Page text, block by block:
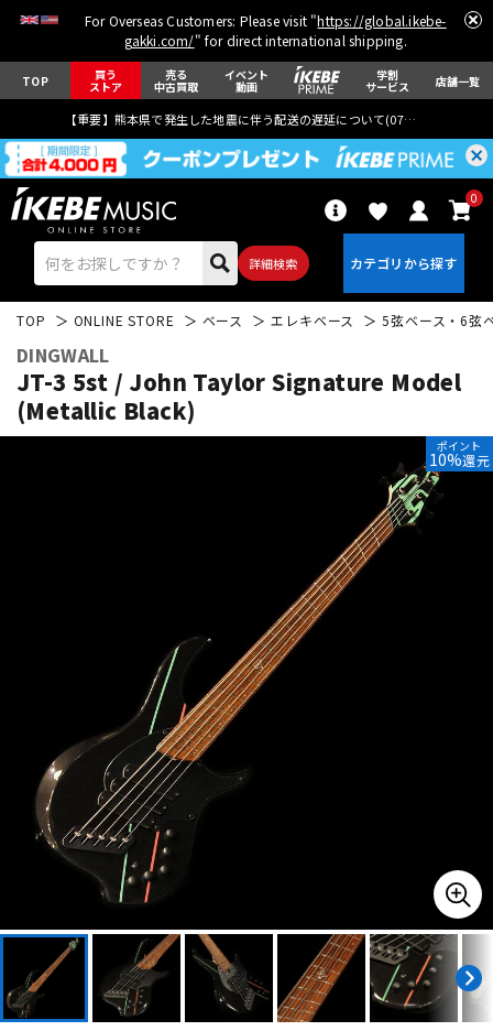
For Overseas Customers: Please visit "https://global.ikebe-
gakki.com/" for direct international shipping.
TOP 買う
ストア
売る
中古買取
イベント
動画
学割
サービス 店舗一覧
【重要】熊本県で発生した地震に伴う配送の遅延について(07月29日
詳細検索
0
ウクレレ
パーカッション
キーボード
管楽器
アンプ
DTM オンライン納品 レコーディング機器
TOP ONLINE STORE ベース エレキベース 5弦ベース・6弦
DINGWALL
JT-3 5st / John Taylor Signature Model
(Metallic Black)
ポイント
10%還元